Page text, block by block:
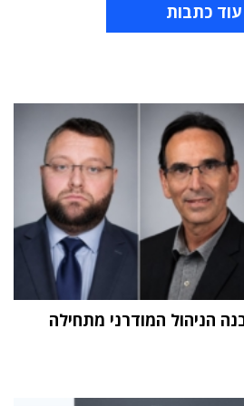
עוד כתבות
הניהול המודרני מתחילה